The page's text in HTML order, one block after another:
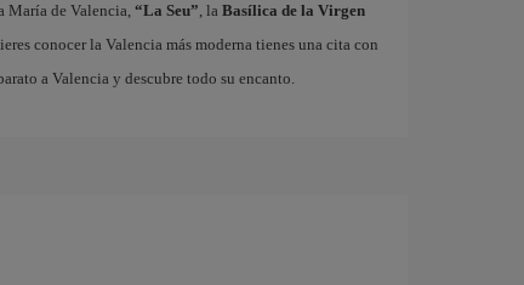
María de Valencia, “La Seu”, la Basílica de la Virgen
conocer la Valencia más moderna tienes una cita con
a Valencia y descubre todo su encanto.